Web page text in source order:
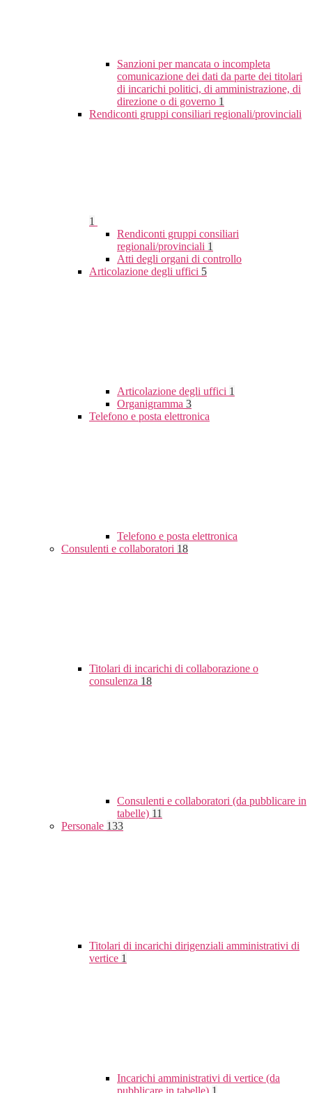
Sanzioni per mancata o incompleta
comunicazione dei dati da parte dei titolari
di incarichi politici, di amministrazione, di
direzione o di governo 1
Rendiconti gruppi consiliari regionali/provinciali
1
Rendiconti gruppi consiliari
regionali/provinciali 1
Atti degli organi di controllo
Articolazione degli uffici 5
Articolazione degli uffici 1
Organigramma 3
Telefono e posta elettronica
Telefono e posta elettronica
Consulenti e collaboratori 18
Titolari di incarichi di collaborazione o
consulenza 18
Consulenti e collaboratori (da pubblicare in
tabelle) 11
Personale 133
Titolari di incarichi dirigenziali amministrativi di
vertice 1
Incarichi amministrativi di vertice (da